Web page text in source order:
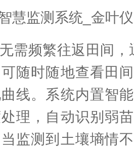
需频繁往返田间
随时随地查看田
线。系统内置智
理，自动识别弱
监测到土壤墒情